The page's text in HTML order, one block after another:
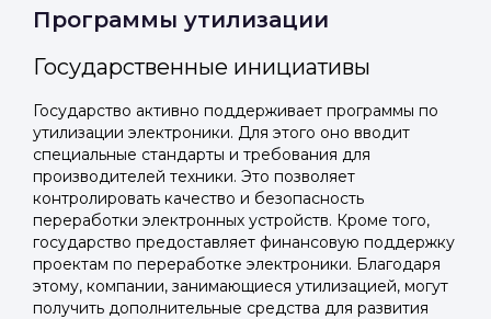
Программы утилизации
Государственные инициативы
Государство активно поддерживает программы по
утилизации электроники. Для этого оно вводит
специальные стандарты и требования для
производителей техники. Это позволяет
контролировать качество и безопасность
переработки электронных устройств. Кроме того,
государство предоставляет финансовую поддержку
проектам по переработке электроники. Благодаря
этому, компании, занимающиеся утилизацией, могут
получить дополнительные средства для развития